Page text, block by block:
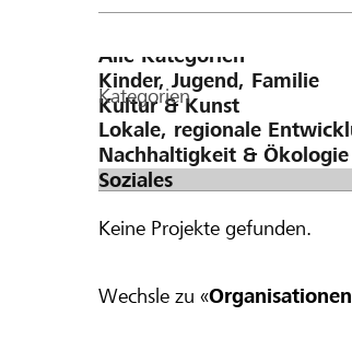
Kategorien
Keine Projekte gefunden.
Wechsle zu «Organisationen